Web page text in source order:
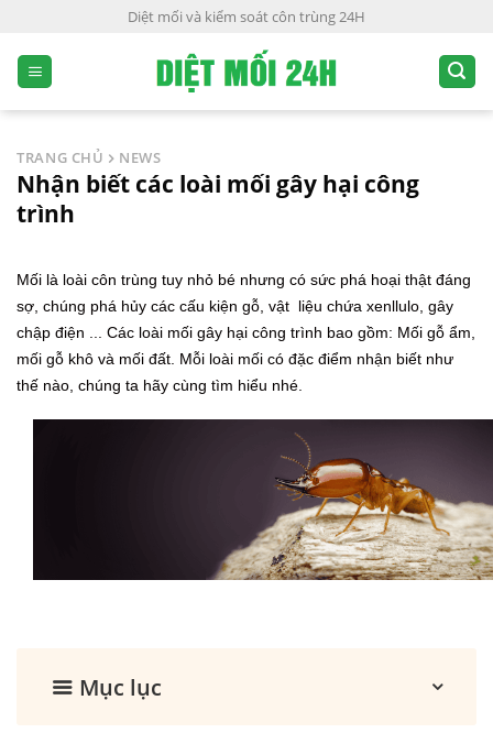
Diệt mối và kiểm soát côn trùng 24H
TRANG CHỦ NEWS
Nhận biết các loài mối gây hại công
trình
Mối là loài côn trùng tuy nhỏ bé nhưng có sức phá hoại thật đáng
sợ, chúng phá hủy các cấu kiện gỗ, vật liệu chứa xenllulo, gây
chập điện ... Các loài mối gây hại công trình bao gồm: Mối gỗ ẩm,
mối gỗ khô và mối đất. Mỗi loài mối có đặc điểm nhận biết như
thế nào, chúng ta hãy cùng tìm hiểu nhé.
Mục lục